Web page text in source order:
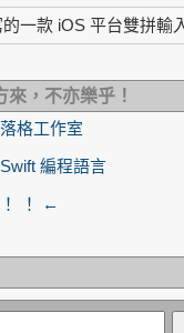
一款 iOS 平台雙拼輸
，不亦樂乎！
格工作室
編程語言
！ ←